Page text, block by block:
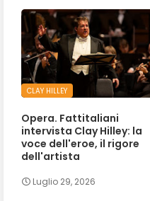
CLAY HILLEY
Opera. Fattitaliani
intervista Clay Hilley: la
voce dell'eroe, il rigore
dell'artista
Luglio 29, 2026